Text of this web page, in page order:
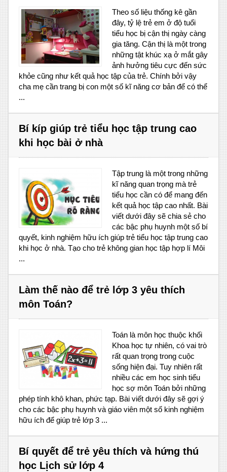
Theo số liệu thống kê gần
đây, tỷ lệ trẻ em ở độ tuổi
tiểu học bị cận thị ngày càng
gia tăng. Cận thị là một trong
những tật khúc xạ ở mắt gây
ảnh hưởng tiêu cực đến sức
khỏe cũng như kết quả học tập của trẻ. Chính bởi vậy
cha mẹ cần trang bị con một số kĩ năng cơ bản để có thể
...
Bí kíp giúp trẻ tiểu học tập trung cao
khi học bài ở nhà
Tập trung là một trong những
kĩ năng quan trọng mà trẻ
tiểu học cần có để mang đến
kết quả học tập cao nhất. Bài
viết dưới đây sẽ chia sẻ cho
các bậc phụ huynh một số bí
quyết, kinh nghiệm hữu ích giúp trẻ tiểu học tập trung cao
khi học ở nhà. Tạo cho trẻ không gian học tập hợp lí Môi
...
Làm thế nào để trẻ lớp 3 yêu thích
môn Toán?
Toán là môn học thuộc khối
Khoa học tự nhiên, có vai trò
rất quan trọng trong cuộc
sống hiện đại. Tuy nhiên rất
nhiều các em học sinh tiểu
học sợ môn Toán bởi những
phép tính khô khan, phức tạp. Bài viết dưới đây sẽ gợi ý
cho các bậc phụ huynh và giáo viên một số kinh nghiệm
hữu ích để giúp trẻ lớp 3 ...
Bí quyết để trẻ yêu thích và hứng thú
học Lịch sử lớp 4